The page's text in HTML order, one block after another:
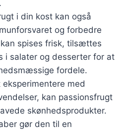
i din kost kan også
og forbedre
spises frisk, tilsættes
i salater og desserter for at
fordele.
med
kan passionsfrugt
skønhedsprodukter.
gør den til en